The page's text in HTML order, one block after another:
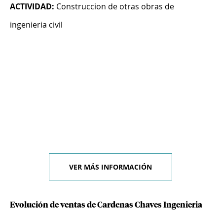
ACTIVIDAD: Construccion de otras obras de
ingenieria civil
VER MÁS INFORMACIÓN
Evolución de ventas de Cardenas Chaves Ingenieria